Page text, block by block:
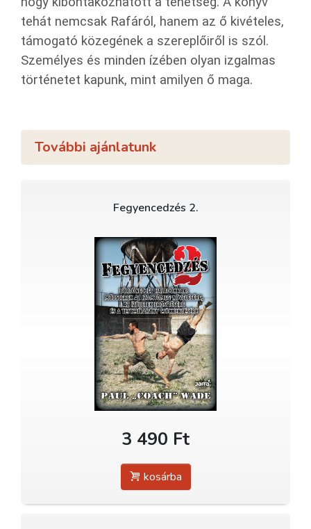
tehát nemcsak Rafáról, hanem az ő kivételes,
támogató közegének a szereplőiről is szól.
Személyes és minden ízében olyan izgalmas
történetet kapunk, mint amilyen ő maga.
További ajánlatunk
Fegyencedzés 2.
3 490 Ft
kosárba